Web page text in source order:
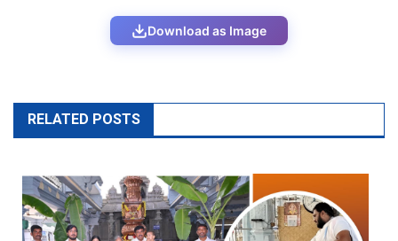
Download as Image
RELATED POSTS